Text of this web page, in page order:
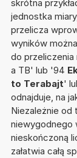
skrótna
jednostka
przelicza
wyników
do
a TB' lub '94
to Terabajt'
odnajduje, na
Niezależnie od
niewygodnego
nieskończoną
załatwia całą